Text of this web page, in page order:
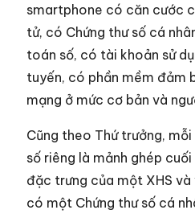
smartphone có căn cước
tử, có Chứng thư số cá
toán số, có tài khoản sử
tuyến, có phần mềm đảm
mạng ở mức cơ bản và
Cũng theo Thứ trưởng, mỗi
số riêng là mảnh ghép
đặc trưng của một XHS
có một Chứng thư số cá